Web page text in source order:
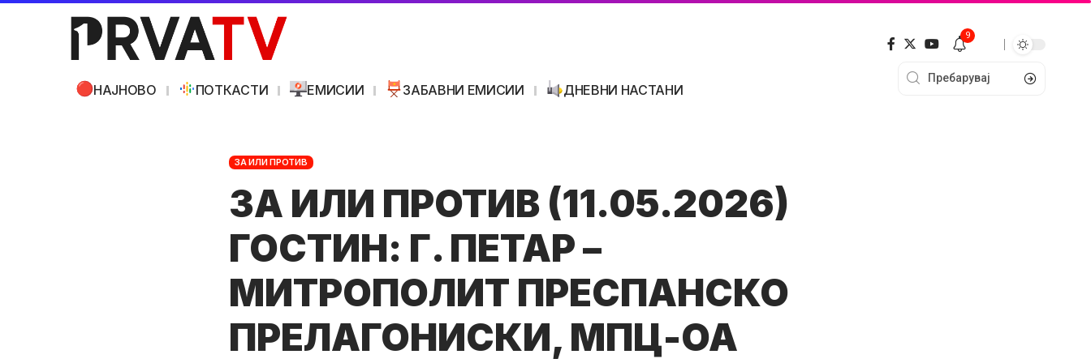
НАЈНОВО ПОТКАСТИ ЕМИСИИ ЗАБАВНИ ЕМИСИИ ДНЕВНИ НАСТАНИ
9
ЗА ИЛИ ПРОТИВ
ЗА ИЛИ ПРОТИВ (11.05.2026)
ГОСТИН: Г. ПЕТАР –
МИТРОПОЛИТ ПРЕСПАНСКО
ПРЕЛАГОНИСКИ, МПЦ-ОА